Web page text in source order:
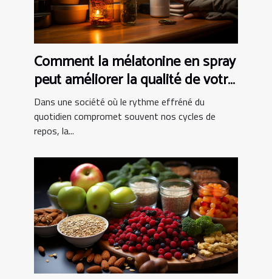
Comment la mélatonine en spray
peut améliorer la qualité de votre
sommeil
Dans une société où le rythme effréné du
quotidien compromet souvent nos cycles de
repos, la...